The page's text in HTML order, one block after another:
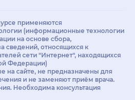
применяются
(информационные технологии
на основе сбора,
сведений, относящихся к
сети "Интернет", находящихся
Федерации)
на сайте, не предназначены для
и не заменяют приём врача.
Необходима консультация